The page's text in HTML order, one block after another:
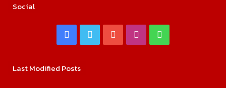
Social
Facebook
Twitter YouTubeInstagram
Last Modified Posts